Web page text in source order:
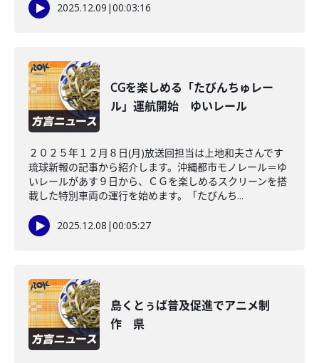
2025.12.09 |00:03:16
CGを楽しめる「たびんちゅレー
ル」運航開始 ゆいレール
２０２５年１２月８日(月)放送回担当は上地和夫さんです
琉球新報の記事から紹介します。沖縄都市モノレール＝ゆ
いレールがあす９日から、ＣＧを楽しめるスクリーンを搭
載した特別車両の運行を始めます。「たびんち...
2025.12.08 |00:05:27
島くとぅば普及促進でアニメ制
作 県